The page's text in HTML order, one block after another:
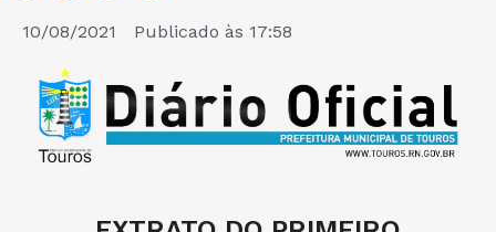
10/08/2021 Publicado às 17:58
E-SIC
PERGUNTAS FREQUENTES